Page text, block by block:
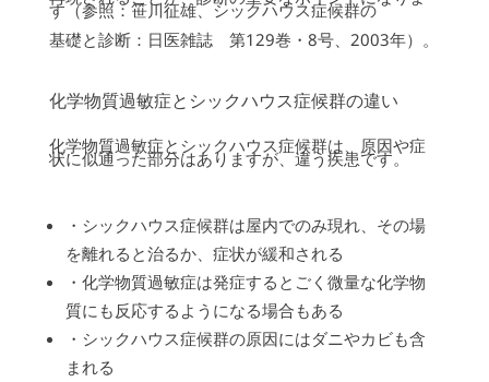
す（参照：笹川征雄、シックハウス症候群の
基礎と診断：日医雑誌 第129巻・8号、2003年）。
化学物質過敏症とシックハウス症候群の違い
化学物質過敏症とシックハウス症候群は、原因や症
状に似通った部分はありますが、違う疾患です。
・シックハウス症候群は屋内でのみ現れ、その場
を離れると治るか、症状が緩和される
・化学物質過敏症は発症するとごく微量な化学物
質にも反応するようになる場合もある
・シックハウス症候群の原因にはダニやカビも含
まれる